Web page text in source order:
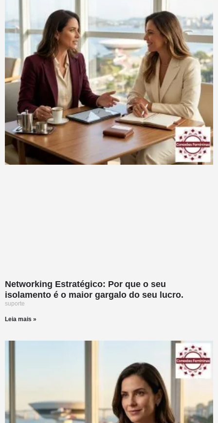
Networking Estratégico: Por que o seu
isolamento é o maior gargalo do seu lucro.
suporte
Leia mais »